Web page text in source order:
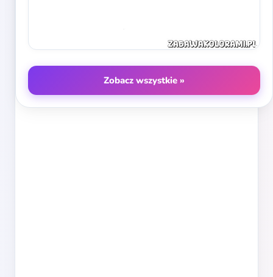
Zobacz wszystkie »